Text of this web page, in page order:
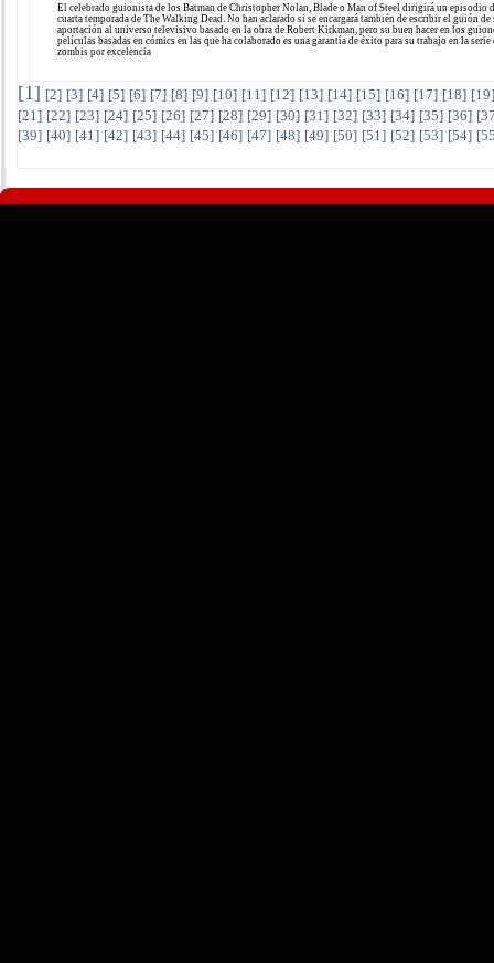
El celebrado guionista de los Batman de Christopher Nolan, Blade o Man of Steel dirigirá un episodio
cuarta temporada de The Walking Dead. No han aclarado si se encargará también de escribir el guión de
aportación al universo televisivo basado en la obra de Robert Kirkman, pero su buen hacer en los
películas basadas en cómics en las que ha colaborado es una garantía de éxito para su trabajo en la serie
zombis por excelencia
[1] [2] [3] [4] [5] [6] [7] [8] [9] [10] [11] [12] [13] [14] [15] [16] [17] [18] [19]
[21] [22] [23] [24] [25] [26] [27] [28] [29] [30] [31] [32] [33] [34] [35] [36] [
[39] [40] [41] [42] [43] [44] [45] [46] [47] [48] [49] [50] [51] [52] [53] [54] [